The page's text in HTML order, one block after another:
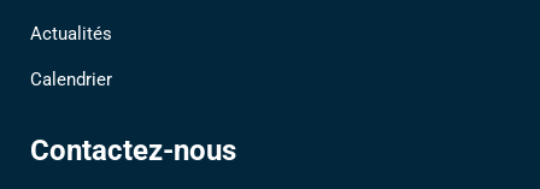
Actualités
Calendrier
Contactez-nous